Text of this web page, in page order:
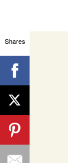
des
Shares